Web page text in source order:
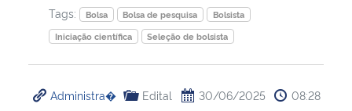
Tags:
Bolsa Bolsa de pesquisa
Bolsista
Iniciação científica
Seleção de bolsista
Administra� Edital 30/06/2025 08:28